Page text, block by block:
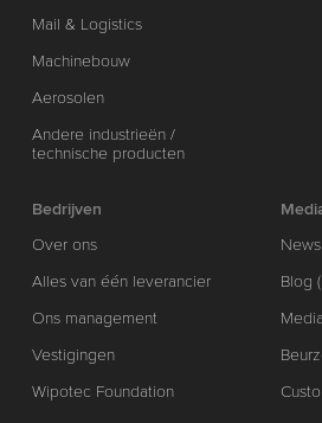
Mail & Logistics
Machinebouw
Aerosolen
Andere industrieën /
technische producten
Bedrijven
Over ons
Alles van één leverancier
Ons management
Vestigingen
Wipotec Foundation
News
Blog